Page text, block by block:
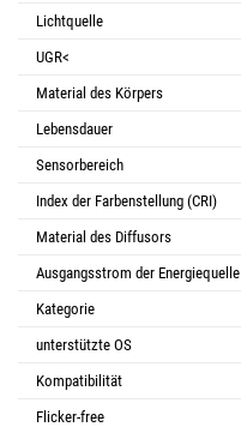
Lichtquelle
UGR<
Material des Körpers
Lebensdauer
Sensorbereich
Index der Farbenstellung (CRI)
Material des Diffusors
Ausgangsstrom der Energiequelle
Kategorie
unterstützte OS
Kompatibilität
Flicker-free